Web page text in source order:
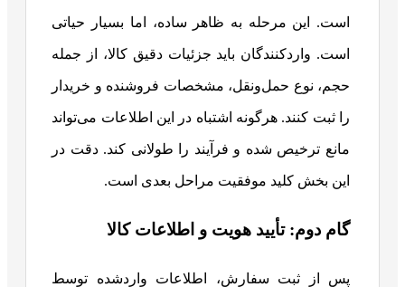
است. این مرحله به ظاهر ساده، اما بسیار حیاتی
است. واردکنندگان باید جزئیات دقیق کالا، از جمله
حجم، نوع حمل‌ونقل، مشخصات فروشنده و خریدار
را ثبت کنند. هرگونه اشتباه در این اطلاعات می‌تواند
مانع ترخیص شده و فرآیند را طولانی کند. دقت در
این بخش کلید موفقیت مراحل بعدی است.
گام دوم: تأیید هویت و اطلاعات کالا
پس از ثبت سفارش، اطلاعات واردشده توسط